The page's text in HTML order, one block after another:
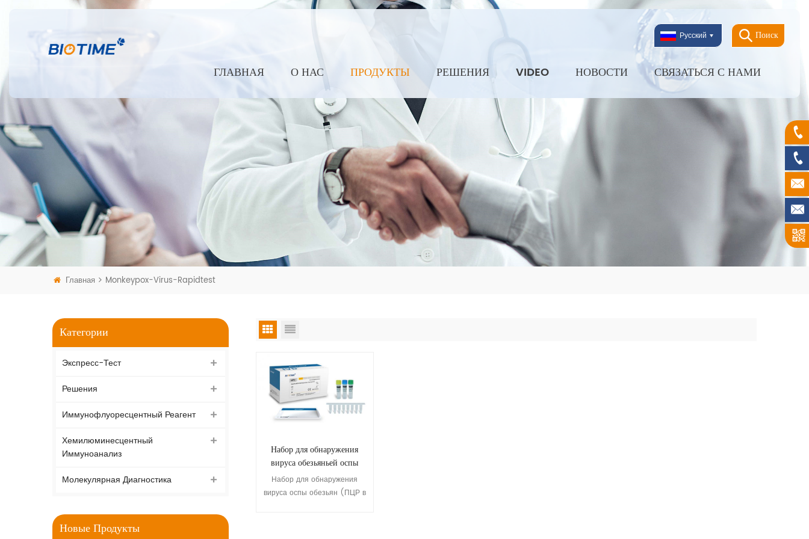
Поиск
Русский
ГЛАВНАЯ О НАС ПРОДУКТЫ РЕШЕНИЯ VIDEO НОВОСТИ СВЯЗАТЬСЯ С НАМИ
Главная Monkeypox-Virus-Rapidtest
Набор для обнаружения
вируса обезьяньей оспы
(ПЦР в реальном времени)
Набор для обнаружения
вируса оспы обезьян (ПЦР в
Категории
Экспресс-Тест
Решения
Иммунофлуоресцентный Реагент
Хемилюминесцентный
Иммуноанализ
Молекулярная Диагностика
Новые Продукты